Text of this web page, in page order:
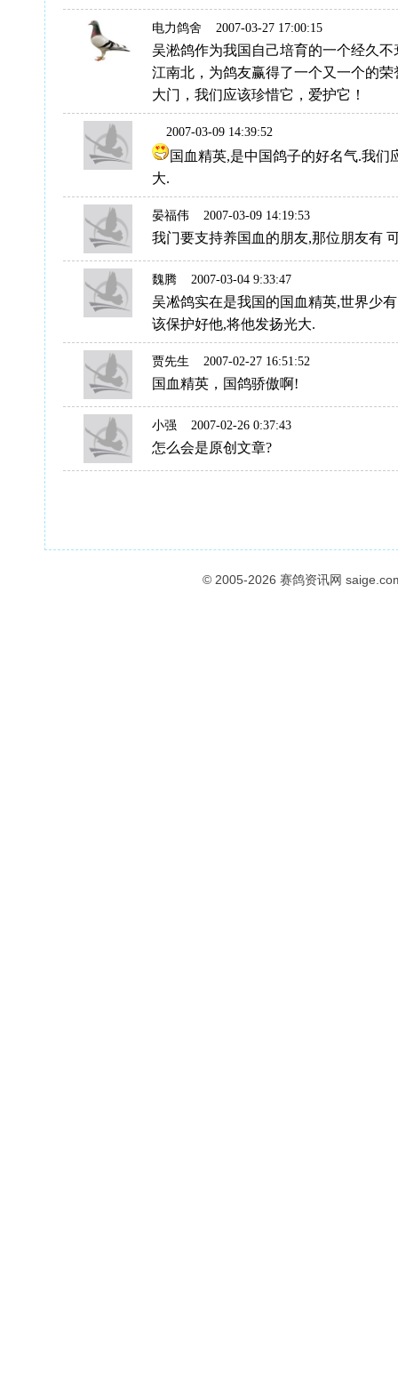
电力鸽舍 2007-03-27 17:00:15
吴淞鸽作为我国自己培育的一个经久
江南北，为鸽友赢得了一个又一个的
大门，我们应该珍惜它，爱护它！
2007-03-09 14:39:52
国血精英,是中国鸽子的好名气.我们
大.
晏福伟 2007-03-09 14:19:53
我门要支持养国血的朋友,那位朋友有
魏腾 2007-03-04 9:33:47
吴凇鸽实在是我国的国血精英,世界少
该保护好他,将他发扬光大.
贾先生 2007-02-27 16:51:52
国血精英，国鸽骄傲啊!
小强 2007-02-26 0:37:43
怎么会是原创文章?
© 2005-2026 赛鸽资讯网